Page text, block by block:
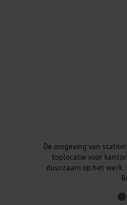
De omgeving van
toplocatie voor
duurzaam op het werk.